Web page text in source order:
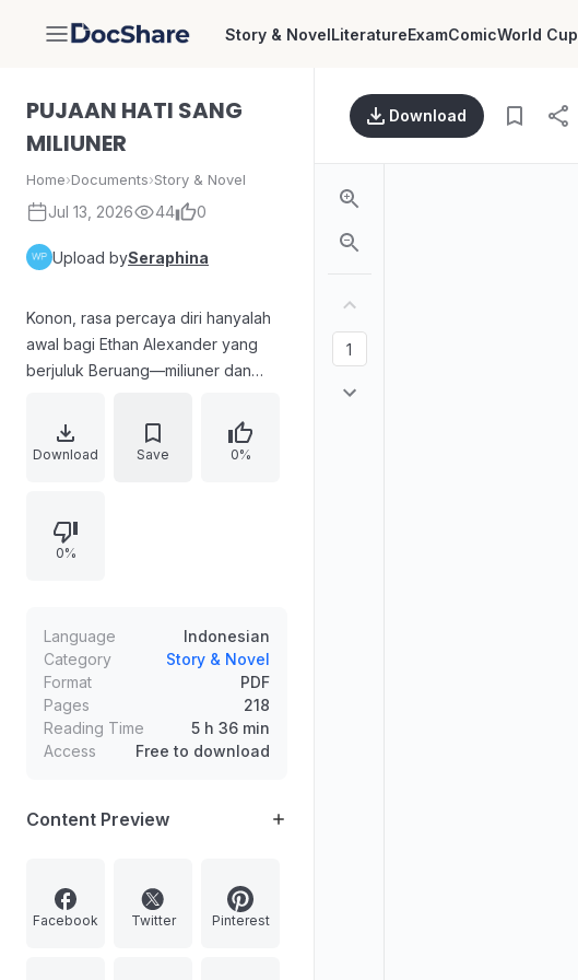
DocShare Story & NovelLiteratureExamComicWorld Cup
PUJAAN HATI SANG
MILIUNER
Home›Documents›Story & Novel
Jul 13, 2026 44 0
Upload bySeraphina
Konon, rasa percaya diri hanyalah
awal bagi Ethan Alexander yang
berjuluk Beruang—miliuner dan
yang memancarkan pesona. Ketika
ia menonton pertandingan Six
sebuah kejadian medis sederhana
memunculkan konflik: diva Madame
Ross, penyanyi muda pengganti,
namun reputasi dan intrik
pemasaran membuat pertemuan
pertama mereka membawa
ketegangan romantis dan emosi
Download Save 0%
0%
Language
Indonesian
Category
Story & Novel
Format
PDF
Pages
218
Reading Time
5 h 36 min
Access
Free to download
Content Preview
Facebook Twitter Pinterest
Download